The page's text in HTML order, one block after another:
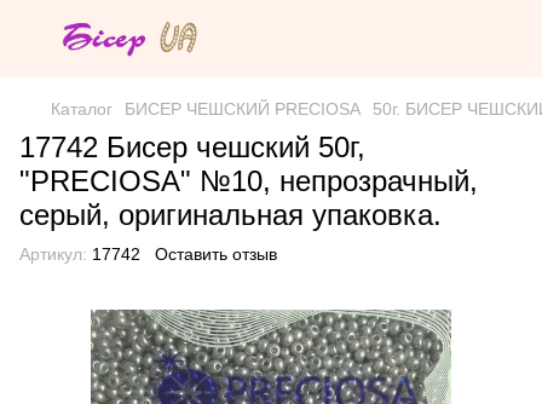
Каталог БИСЕР ЧЕШСКИЙ PRECIOSA 50г. БИСЕР ЧЕШСКИЙ
17742 Бисер чешский 50г,
"PRECIOSA" №10, непрозрачный,
серый, оригинальная упаковка.
Артикул: 17742 Оставить отзыв